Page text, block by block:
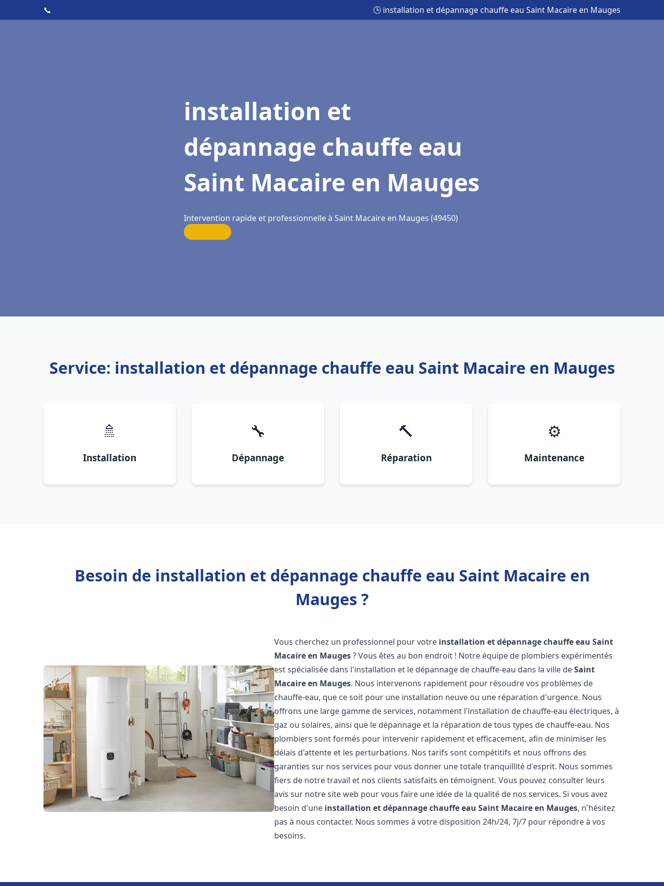
📞 🕒 installation et dépannage chauffe eau Saint Macaire en Mauges
installation et
dépannage chauffe eau
Saint Macaire en Mauges
Intervention rapide et professionnelle à Saint Macaire en Mauges (49450)
Service: installation et dépannage chauffe eau Saint Macaire en Mauges
🚿
Installation
🔧
Dépannage
🔨
Réparation
⚙️
Maintenance
Besoin de installation et dépannage chauffe eau Saint Macaire en
Mauges ?
Vous cherchez un professionnel pour votre installation et dépannage chauffe eau Saint
Macaire en Mauges? Vous êtes au bon endroit ! Notre équipe de plombiers expérimentés
est spécialisée dans l'installation et le dépannage de chauffe-eau dans la ville deSaint
Macaire en Mauges. Nous intervenons rapidement pour résoudre vos problèmes de
chauffe-eau, que ce soit pour une installation neuve ou une réparation d'urgence. Nous
offrons une large gamme de services, notamment l'installation de chauffe-eau électriques, à
gaz ou solaires, ainsi que le dépannage et la réparation de tous types de chauffe-eau. Nos
plombiers sont formés pour intervenir rapidement et efficacement, afin de minimiser les
délais d'attente et les perturbations. Nos tarifs sont compétitifs et nous offrons des
garanties sur nos services pour vous donner une totale tranquillité d'esprit. Nous sommes
fiers de notre travail et nos clients satisfaits en témoignent. Vous pouvez consulter leurs
avis sur notre site web pour vous faire une idée de la qualité de nos services. Si vous avez
besoin d'une installation et dépannage chauffe eau Saint Macaire en Mauges, n'hésitez
pas à nous contacter. Nous sommes à votre disposition 24h/24, 7j/7 pour répondre à vos
besoins.